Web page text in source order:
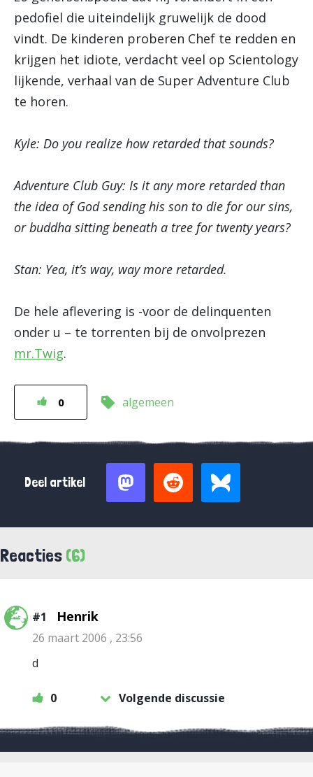
pedofiel die uiteindelijk gruwelijk de dood
vindt. De kinderen proberen Chef te redden en
krijgen het idiote, verdacht veel op Scientology
lijkende, verhaal van de Super Adventure Club
te horen.
Kyle: Do you realize how retarded that sounds?
Adventure Club Guy: Is it any more retarded than
the idea of God sending his son to die for our sins,
or buddha sitting beneath a tree for twenty years?
Stan: Yea, it’s way, way more retarded.
De hele aflevering is -voor de delinquenten
onder u – te torrenten bij de onvolprezen
mr.Twig.
0 algemeen
Deel artikel
Reacties (6)
#1 Henrik
26 maart 2006 , 23:56
d
0 Volgende discussie